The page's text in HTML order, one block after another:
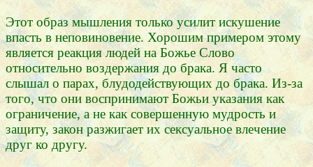
Этот образ мышления только усилит искушение
впасть в неповиновение. Хорошим примером этому
является реакция людей на Божье Слово
относительно воздержания до брака. Я часто
слышал о парах, блудодействующих до брака. Из-за
того, что они воспринимают Божьи указания как
ограничение, а не как совершенную мудрость и
защиту, закон разжигает их сексуальное влечение
друг ко другу.